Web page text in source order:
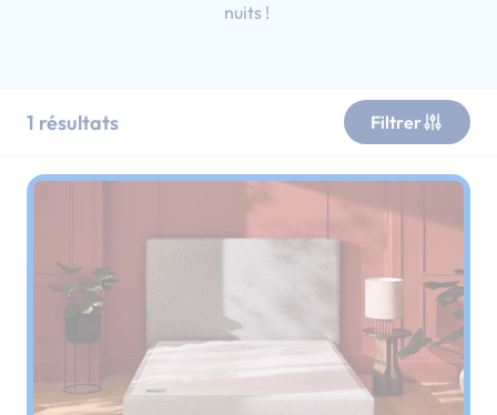
nuits !
1 résultats Filtrer